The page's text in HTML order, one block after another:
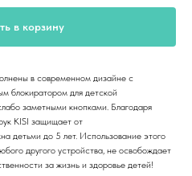
в корзину
в современном дизайне с
блокиратором для детской
заметными кнопками. Благодаря
KISI защищает от
детьми до 5 лет. Использование этого
другого устройства, не освобождает
за жизнь и здоровье детей!